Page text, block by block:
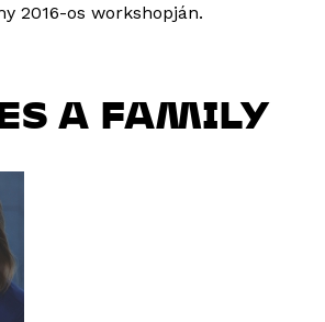
2016-os workshopján.
A FAMILY